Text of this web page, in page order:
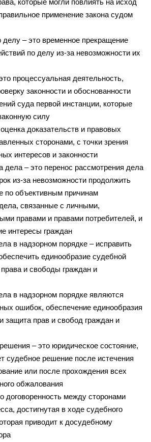
применение закона судом
– это временное прекращение
по делу из-за невозможности их
процессуальная деятельность,
законности и обоснованности
суда первой инстанции, которые
силу
доказательств и правовых
сторонами, с точки зрения
интересов и законности
дела – это перенос рассмотрения дела
из-за невозможности продолжить
по объективным причинам
связанные с личными,
правами и правами потребителей, и
интересы граждан
в надзорном порядке – исправить
единообразие судебной
и свободы граждан и
в надзорном порядке являются
ошибок, обеспечение единообразия
защита прав и свобод граждан и
– это юридическое состояние,
судебное решение после истечения
или после прохождения всех
обжалования
договоренность между сторонами
достигнутая в ходе судебного
приводит к досудебному